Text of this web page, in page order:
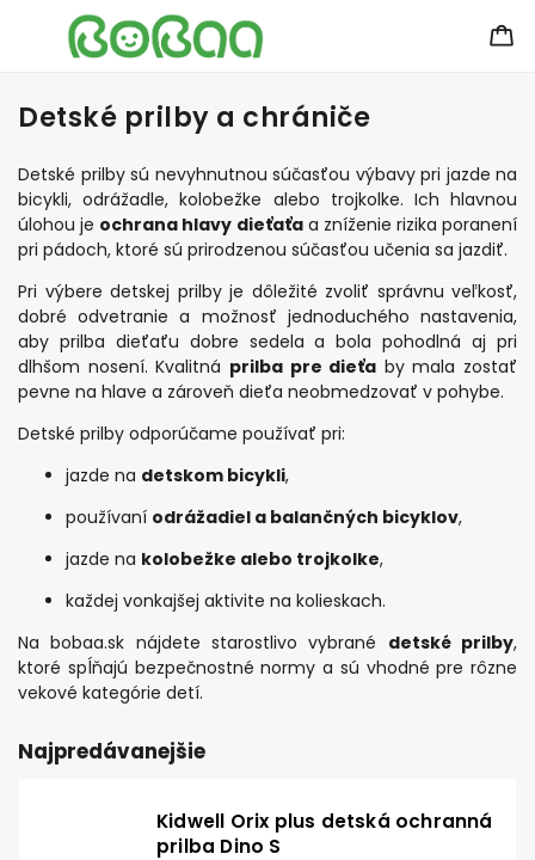
Detské prilby a chrániče
Detské prilby sú nevyhnutnou súčasťou výbavy pri jazde na
bicykli, odrážadle, kolobežke alebo trojkolke. Ich hlavnou
úlohou je ochrana hlavy dieťaťaa zníženie rizika poranení
pri pádoch, ktoré sú prirodzenou súčasťou učenia sa jazdiť.
Pri výbere detskej prilby je dôležité zvoliť správnu veľkosť,
dobré odvetranie a možnosť jednoduchého nastavenia,
aby prilba dieťaťu dobre sedela a bola pohodlná aj pri
dlhšom nosení. Kvalitná prilba pre dieťa by mala zostať
pevne na hlave a zároveň dieťa neobmedzovať v pohybe.
Detské prilby odporúčame používať pri:
jazde na detskom bicykli,
používaní odrážadiel a balančných bicyklov,
jazde na kolobežke alebo trojkolke,
každej vonkajšej aktivite na kolieskach.
Na bobaa.sk nájdete starostlivo vybrané detské prilby,
ktoré spĺňajú bezpečnostné normy a sú vhodné pre rôzne
vekové kategórie detí.
Najpredávanejšie
Kidwell Orix plus detská ochranná
prilba Dino S